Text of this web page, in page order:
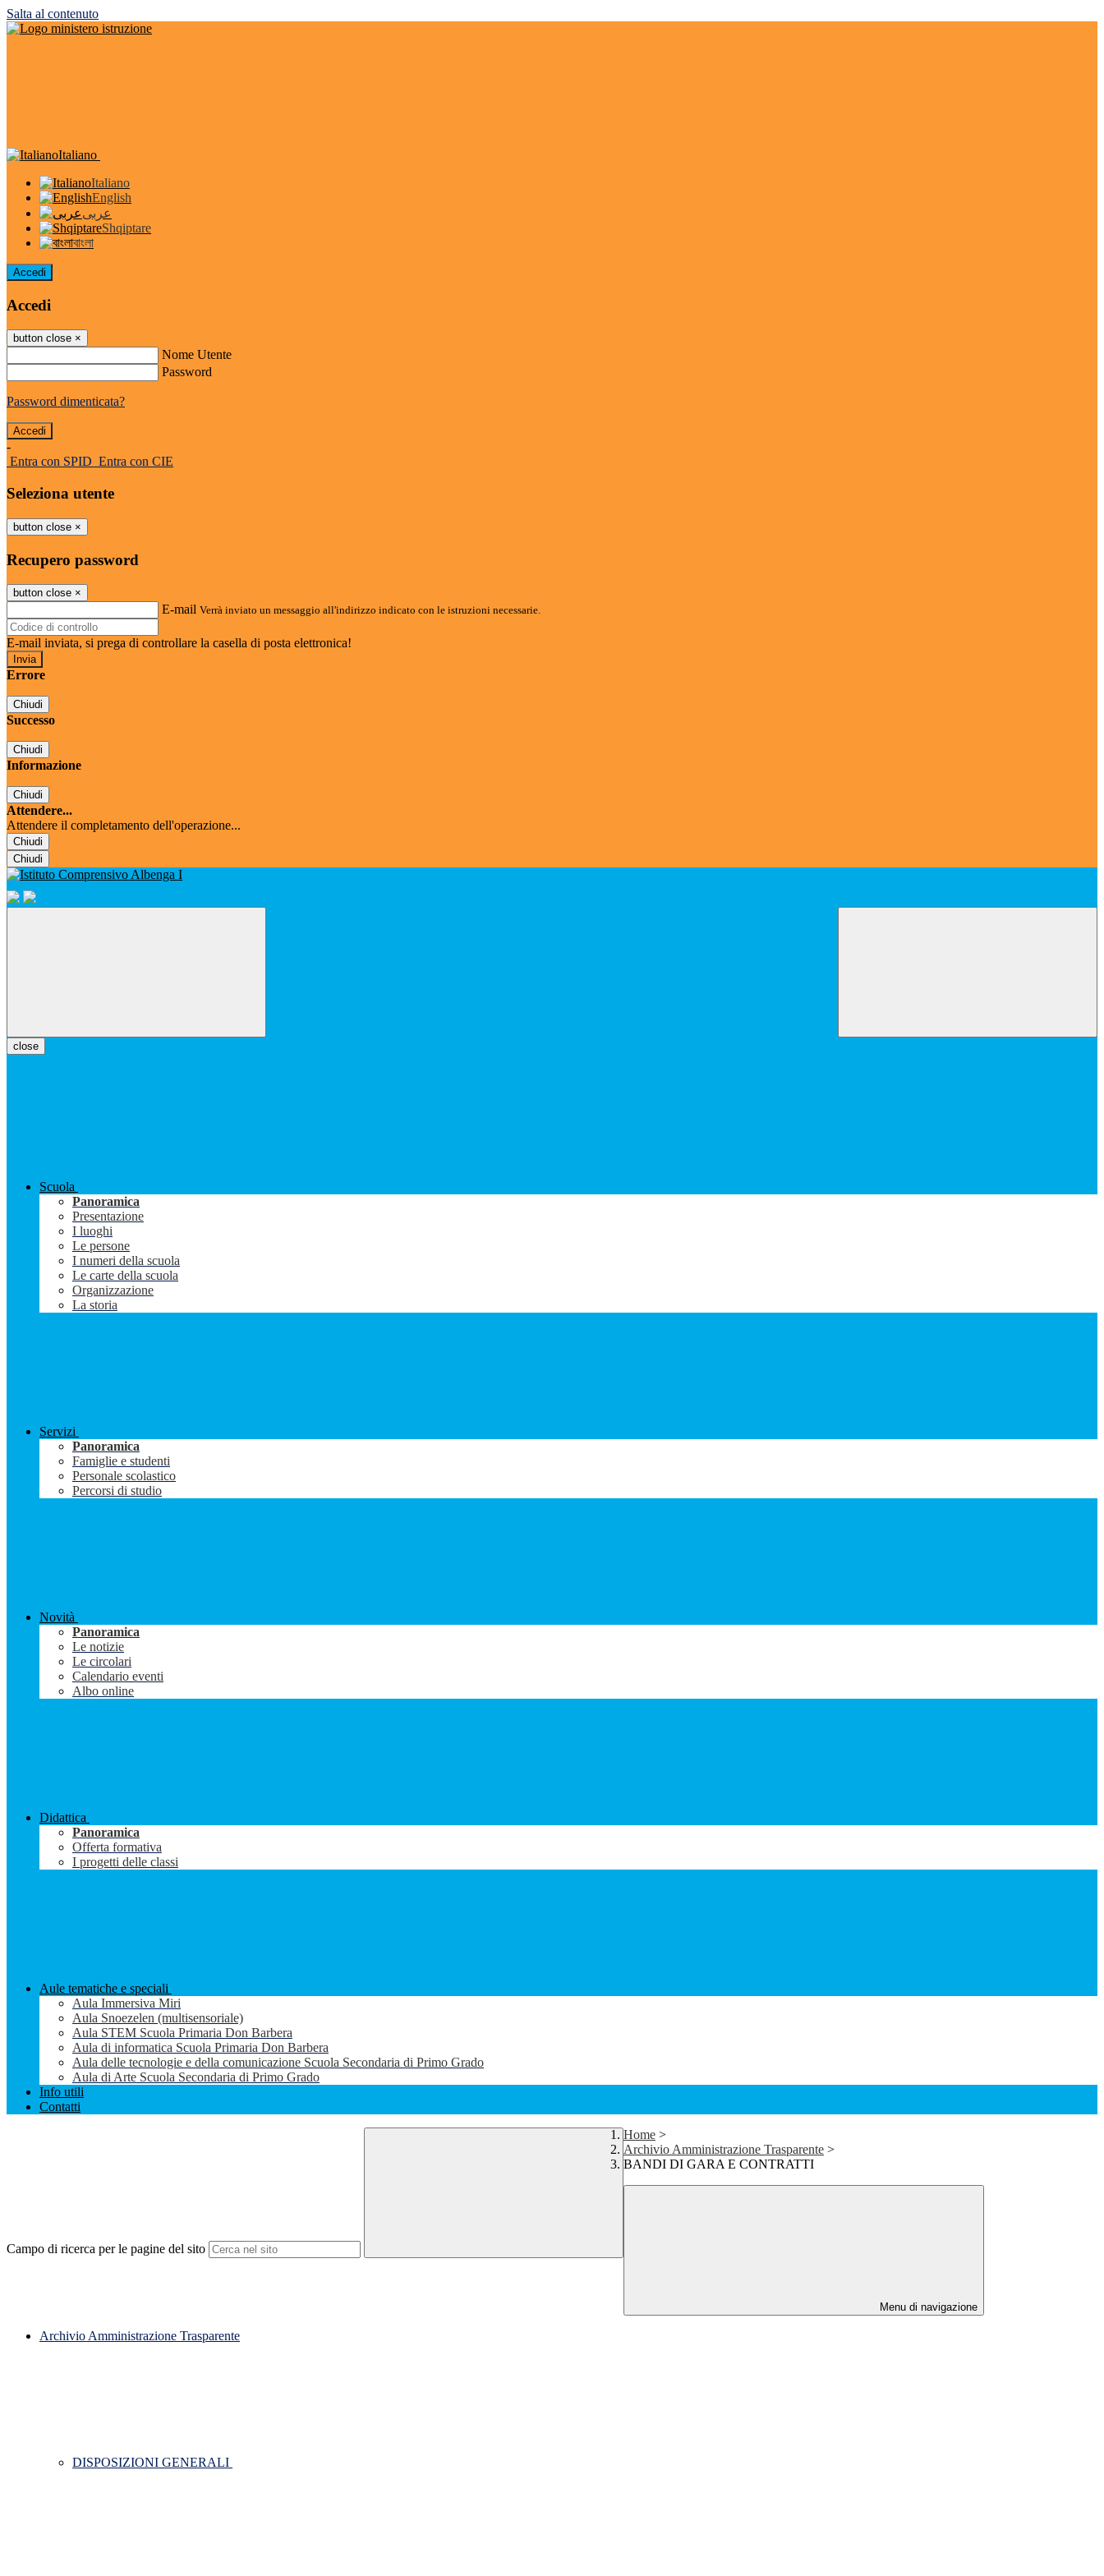
Salta al contenuto
Italiano
Italiano
English
عربى
Shqiptare
বাংলা
Accedi
Accedi
button close ×
Nome Utente
Password
Password dimenticata?
-
Entra con SPID Entra con CIE
Seleziona utente
button close ×
Recupero password
button close ×
E-mail Verrà inviato un messaggio all'indirizzo indicato con le istruzioni necessarie.
E-mail inviata, si prega di controllare la casella di posta elettronica!
Errore
Chiudi
Successo
Chiudi
Informazione
Chiudi
Attendere...
Attendere il completamento dell'operazione...
Chiudi
Chiudi
close
Scuola
Panoramica
Presentazione
I luoghi
Le persone
I numeri della scuola
Le carte della scuola
Organizzazione
La storia
Servizi
Panoramica
Famiglie e studenti
Personale scolastico
Percorsi di studio
Novità
Panoramica
Le notizie
Le circolari
Calendario eventi
Albo online
Didattica
Panoramica
Offerta formativa
I progetti delle classi
Aule tematiche e speciali
Aula Immersiva Miri
Aula Snoezelen (multisensoriale)
Aula STEM Scuola Primaria Don Barbera
Aula di informatica Scuola Primaria Don Barbera
Aula delle tecnologie e della comunicazione Scuola Secondaria di Primo Grado
Aula di Arte Scuola Secondaria di Primo Grado
Info utili
Contatti
Campo di ricerca per le pagine del sito
Home >
Archivio Amministrazione Trasparente >
BANDI DI GARA E CONTRATTI
Menu di navigazione
Archivio Amministrazione Trasparente
DISPOSIZIONI GENERALI